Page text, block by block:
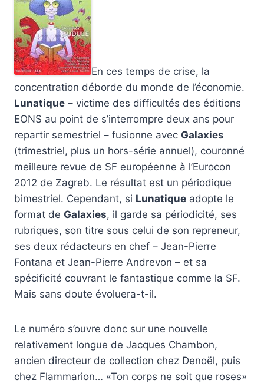
En ces temps de crise, la
concentration déborde du monde de l’économie.
Lunatique – victime des difficultés des éditions
EONS au point de s’interrompre deux ans pour
repartir semestriel – fusionne avec Galaxies
(trimestriel, plus un hors-série annuel), couronné
meilleure revue de SF européenne à l’Eurocon
2012 de Zagreb. Le résultat est un périodique
bimestriel. Cependant, si Lunatique adopte le
format de Galaxies, il garde sa périodicité, ses
rubriques, son titre sous celui de son repreneur,
ses deux rédacteurs en chef – Jean-Pierre
Fontana et Jean-Pierre Andrevon – et sa
spécificité couvrant le fantastique comme la SF.
Mais sans doute évoluera-t-il.
Le numéro s’ouvre donc sur une nouvelle
relativement longue de Jacques Chambon,
ancien directeur de collection chez Denoël, puis
chez Flammarion… «Ton corps ne soit que roses»